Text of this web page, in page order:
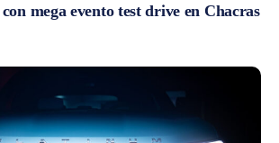
mega evento test drive en Chacras